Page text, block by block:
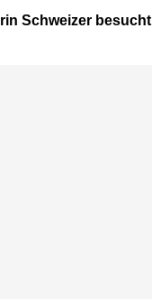
Schweizer